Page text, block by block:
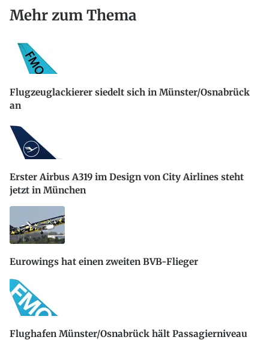
Mehr zum Thema
Flugzeuglackierer siedelt sich in Münster/Osnabrück
an
Erster Airbus A319 im Design von City Airlines steht
jetzt in München
Eurowings hat einen zweiten BVB-Flieger
Flughafen Münster/Osnabrück hält Passagierniveau